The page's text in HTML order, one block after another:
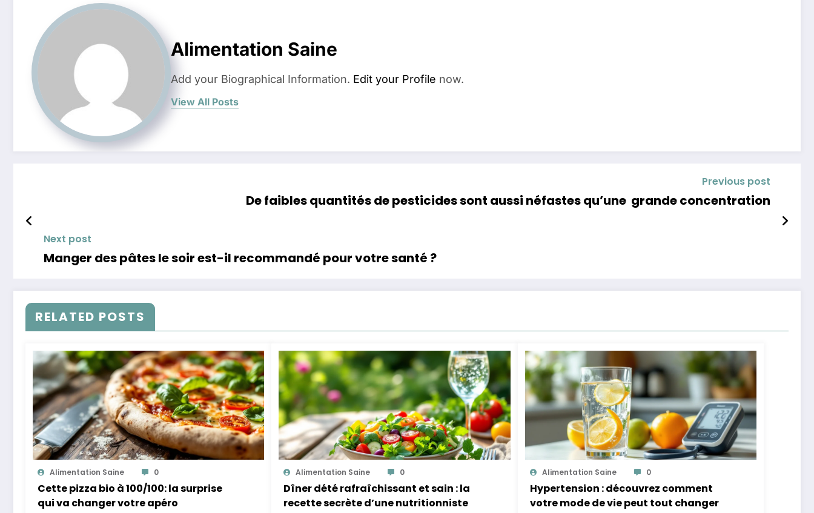
Alimentation Saine
Add your Biographical Information. Edit your Profile now.
View All Posts
Previous post
De faibles quantités de pesticides sont aussi néfastes qu’une grande concentration
Next post
Manger des pâtes le soir est-il recommandé pour votre santé ?
RELATED POSTS
Alimentation Saine 0
Cette pizza bio à 100/100: la surprise
qui va changer votre apéro
Alimentation Saine 0
Dîner dété rafraîchissant et sain : la
recette secrète d’une nutritionniste
Alimentation Saine 0
Hypertension : découvrez comment
votre mode de vie peut tout changer